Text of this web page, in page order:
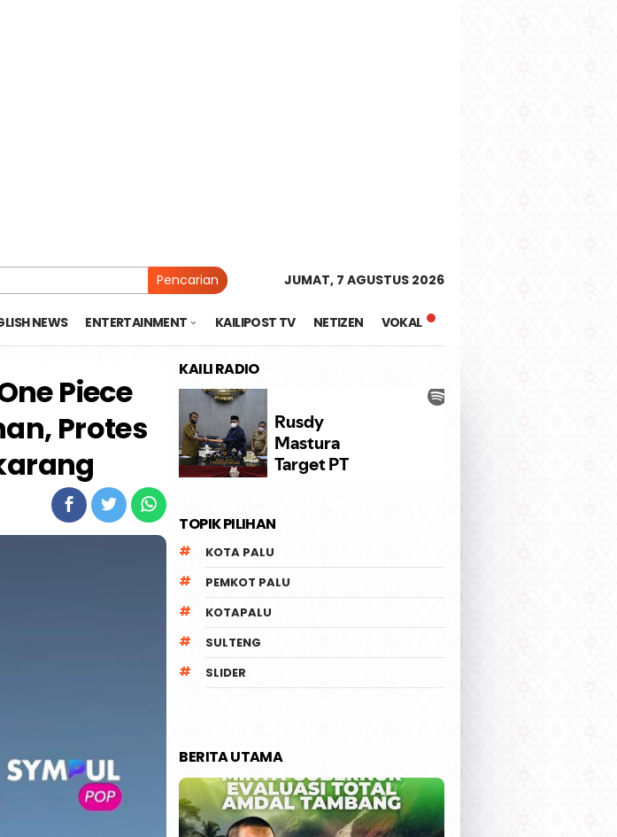
Pencarian JUMAT, 7 AGUSTUS 2026
NEWS ENTERTAINMENT KAILIPOST TV NETIZEN VOKAL
Piece
Protes
KAILI RADIO
TOPIK PILIHAN
KOTA PALU
PEMKOT PALU
KOTAPALU
SULTENG
SLIDER
BERITA UTAMA